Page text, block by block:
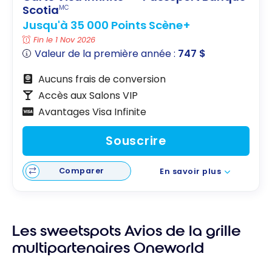
ScotiaMC
Jusqu'à 35 000 Points Scène+
Fin le 1 Nov 2026
Valeur de la première année : 747 $
Aucuns frais de conversion
Accès aux Salons VIP
Avantages Visa Infinite
Souscrire
Comparer En savoir plus
Les sweetspots Avios de la grille
multipartenaires Oneworld